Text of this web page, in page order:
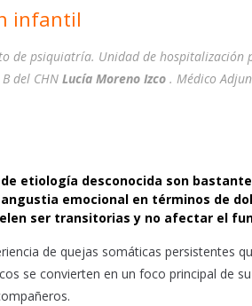
infantil
de psiquiatría. Unidad de hospitalización
del CHN Lucía Moreno Izco . Médico
etiología desconocida son
emocional en términos de
ser transitorias y no afectar el
de quejas somáticas persistentes
se convierten en un foco principal de